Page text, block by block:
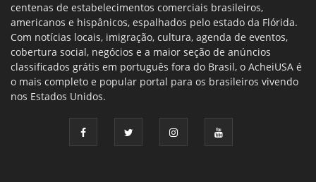
centenas de estabelecimentos comerciais brasileiros,
americanos e hispânicos, espalhados pelo estado da Flórida.
Com notícias locais, imigração, cultura, agenda de eventos,
cobertura social, negócios e a maior seção de anúncios
classificados grátis em português fora do Brasil, o AcheiUSA é
o mais completo e popular portal para os brasileiros vivendo
nos Estados Unidos.